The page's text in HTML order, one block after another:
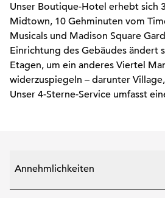
Unser Boutique-Hotel erhebt sich
Midtown, 10 Gehminuten vom
Musicals und Madison Square
Einrichtung des Gebäudes ändert
Etagen, um ein anderes Viertel
widerzuspiegeln – darunter
Unser 4-Sterne-Service umfasst
Annehmlichkeiten